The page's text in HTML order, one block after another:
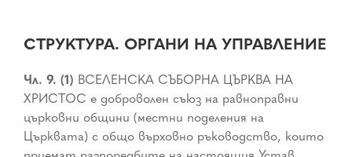
СТРУКТУРА. ОРГАНИ НА УПРАВЛЕНИЕ
Чл. 9. (1) ВСЕЛЕНСКА СЪБОРНА ЦЪРКВА НА
ХРИСТОС е доброволен съюз на равноправни
църковни общини (местни поделения на
Църквата) с общо върховно ръководство, които